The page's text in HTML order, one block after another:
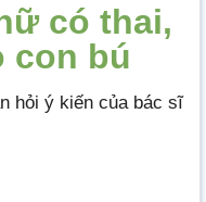
có thai,
con bú
hỏi ý kiến của bác sĩ